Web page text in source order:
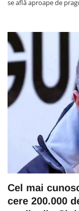
se află aproape de
Cel mai
cere 200.000